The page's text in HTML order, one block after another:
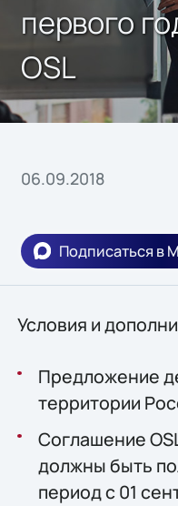
первого
OSL
06.09.2018
Подписаться в
Условия и
Предложение
территории
Соглашение
должны быть
период с 01